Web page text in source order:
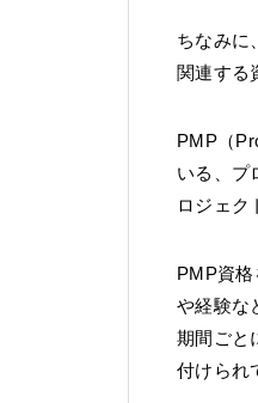
ちなみに
関連する
PMP（
いる、プ
ロジェク
PMP資
や経験な
期間ごと
付けられ